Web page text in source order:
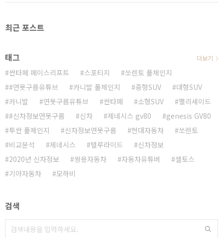
최근 포스트
태그
싼타페 페이스리프트 스포티지
쏘렌토 풀체인지
#연못구름유튜브
카니발 풀체인지 중형SUV
대형SUV
카니발
연못구름유튜브 싼타페 소형SUV
팰리세이드
#신차정보연못구름
신차 제네시스 gv80
genesis GV80
투싼 풀체인지
신차정보연못구름 현대자동차
쏘렌토
비교분석
제네시스 텔루라이드
신차정보
2020년 신차정보
쌍용자동차 자동차유튜버
셀토스
기아자동차
모하비
더보기
검색